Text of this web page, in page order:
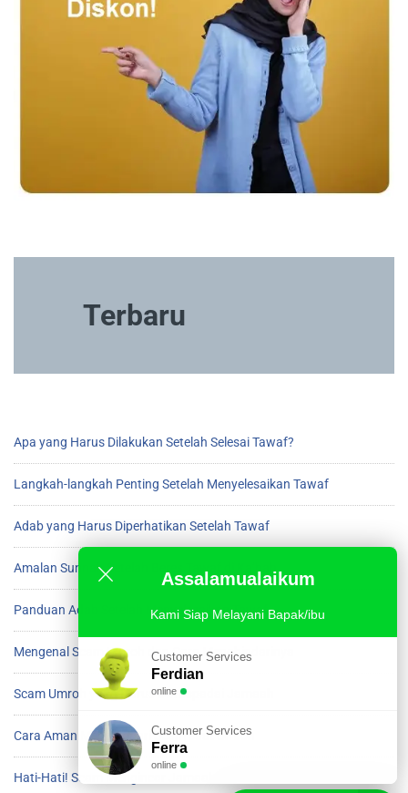
Terbaru
Apa yang Harus Dilakukan Setelah Selesai Tawaf?
Langkah-langkah Penting Setelah Menyelesaikan Tawaf
Adab yang Harus Diperhatikan Setelah Tawaf
Amalan Sunnah Setelah Beres Tawaf di Ka’bah
Panduan Adab Setelah Menyelesaikan Tawaf
Mengenal Scam Umroh dan Cara Menghindarinya
Scam Umroh yang Harus Diwaspadai Jamaah
Cara Aman Menghindari Scam saat Umroh
Hati-Hati! Scam Mengincar Jamaah Umroh
Assalamualaikum
Kami Siap Melayani Bapak/ibu
Customer Services
Ferdian
online
Customer Services
Ferra
online